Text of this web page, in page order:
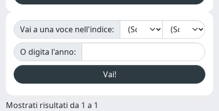
Vai a una voce nell'indice:
O digita l'anno:
Mostrati risultati da 1 a 1